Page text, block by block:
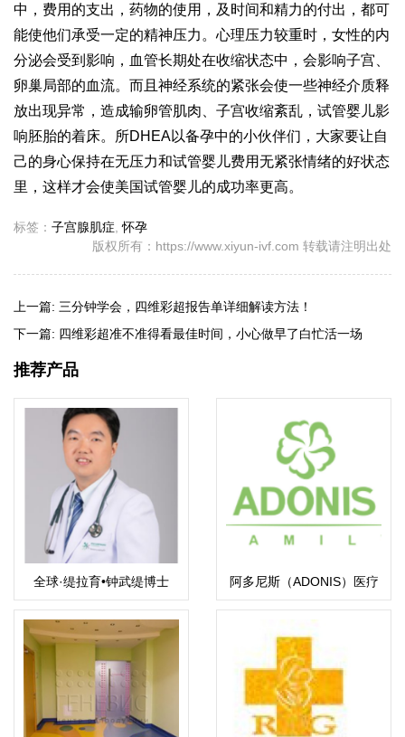
中，费用的支出，药物的使用，及时间和精力的付出，都可
能使他们承受一定的精神压力。心理压力较重时，女性的内
分泌会受到影响，血管长期处在收缩状态中，会影响子宫、
卵巢局部的血流。而且神经系统的紧张会使一些神经介质释
放出现异常，造成输卵管肌肉、子宫收缩紊乱， 试管婴儿影
响胚胎的着床。所DHEA以备孕中的小伙伴们，大家要让自
己的身心保持在无压力和试管婴儿费用无紧张情绪的好状态
里，这样才会使美国试管婴儿的成功率更高。
标签： 子宫腺肌症,怀孕
版权所有：https://www.xiyun-ivf.com 转载请注明出处
上一篇: 三分钟学会，四维彩超报告单详细解读方法！
下一篇: 四维彩超准不准得看最佳时间，小心做早了白忙活一场
推荐产品
全球·缇拉育•钟武缇博士
阿多尼斯（ADONIS）医疗
中心